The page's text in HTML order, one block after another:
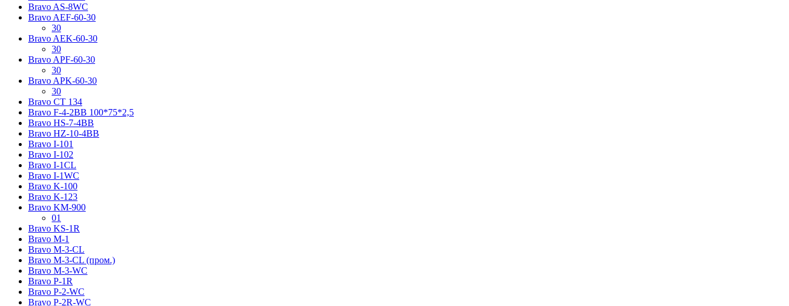
Bravo AS-8WC
Bravo AЕF-60-30
30
Bravo AЕK-60-30
30
Bravo AРF-60-30
30
Bravo AРK-60-30
30
Bravo CT 134
Bravo F-4-2BB 100*75*2,5
Bravo HS-7-4BB
Bravo HZ-10-4BB
Bravo I-101
Bravo I-102
Bravo I-1CL
Bravo I-1WC
Bravo K-100
Bravo K-123
Bravo KM-900
01
Bravo KS-1R
Bravo M-1
Bravo M-3-CL
Bravo M-3-CL (пром.)
Bravo M-3-WC
Bravo P-1R
Bravo P-2-WC
Bravo P-2R-WC